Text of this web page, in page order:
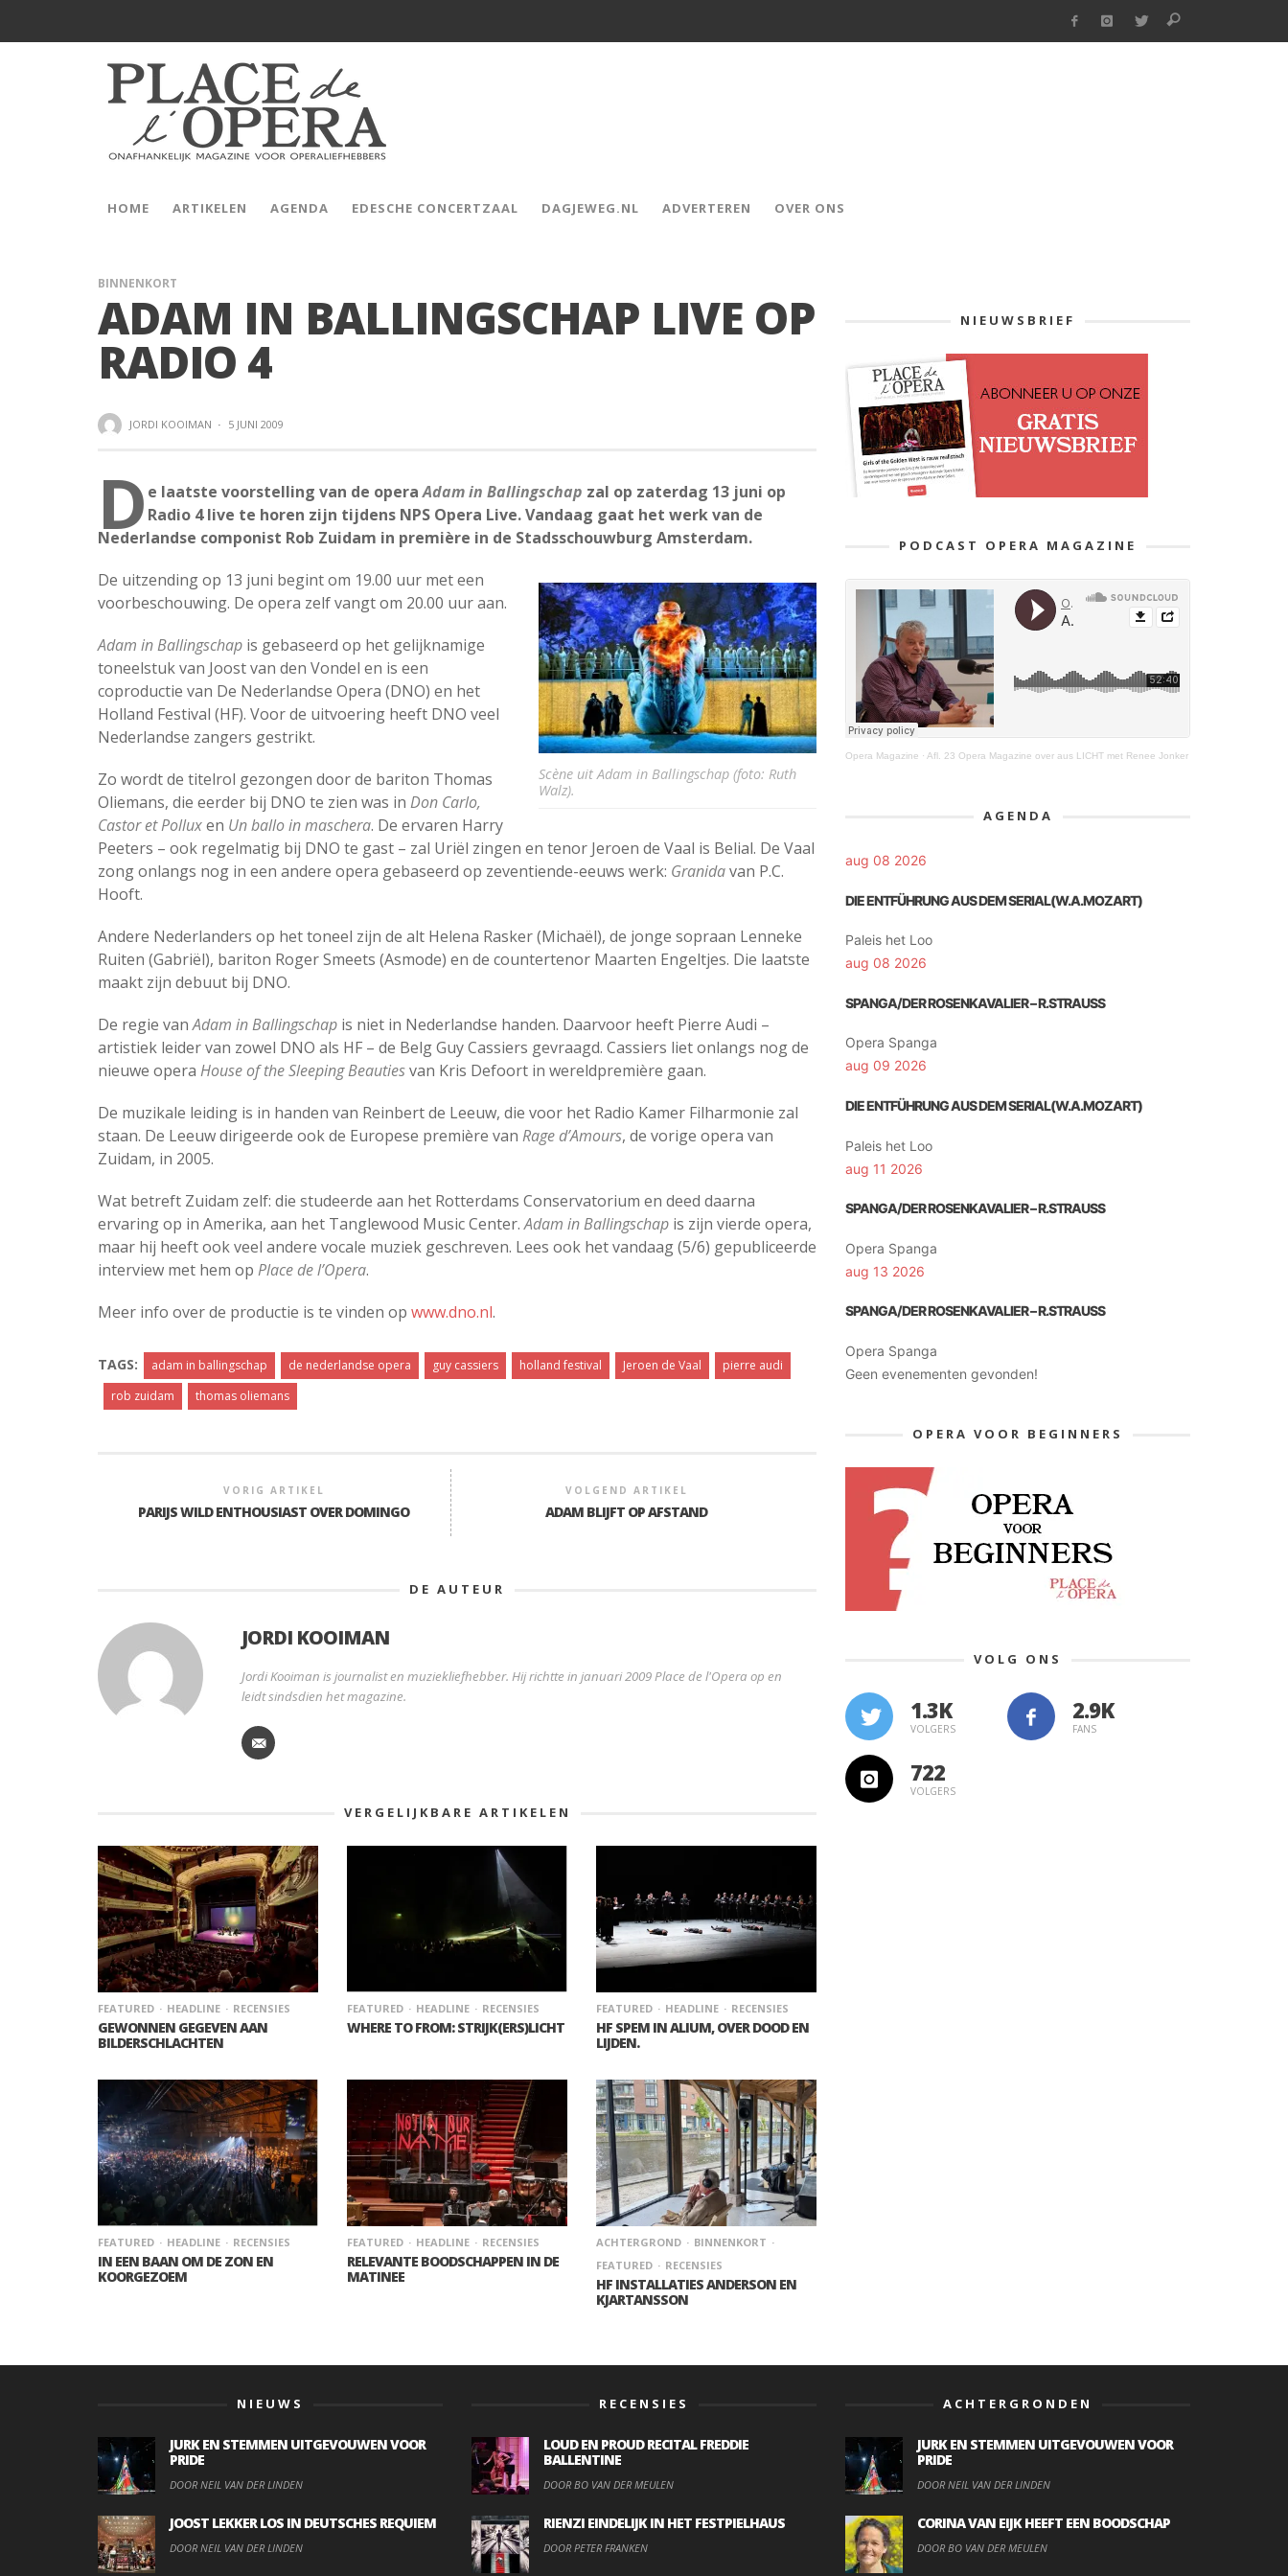
HOME ARTIKELEN AGENDA EDESCHE CONCERTZAAL DAGJEWEG.NL ADVERTEREN OVER ONS
BINNENKORT
ADAM IN BALLINGSCHAP LIVE OP
RADIO 4
JORDI KOOIMAN · 5 JUNI 2009
D e laatste voorstelling van de operaAdam in Ballingschap zal op zaterdag 13 juni op
Radio 4 live te horen zijn tijdens NPS Opera Live. Vandaag gaat het werk van de
Nederlandse componist Rob Zuidam in première in de Stadsschouwburg Amsterdam.
Scène uit Adam in Ballingschap (foto: Ruth
Walz).
De uitzending op 13 juni begint om 19.00 uur met een
voorbeschouwing. De opera zelf vangt om 20.00 uur aan.
Adam in Ballingschap is gebaseerd op het gelijknamige
toneelstuk van Joost van den Vondel en is een
coproductie van De Nederlandse Opera (DNO) en het
Holland Festival (HF). Voor de uitvoering heeft DNO veel
Nederlandse zangers gestrikt.
Zo wordt de titelrol gezongen door de bariton Thomas
Oliemans, die eerder bij DNO te zien was in Don Carlo,
Castor et Polluxen Un ballo in maschera. De ervaren Harry
Peeters – ook regelmatig bij DNO te gast – zal Uriël zingen en tenor Jeroen de Vaal is Belial. De Vaal
zong onlangs nog in een andere opera gebaseerd op zeventiende-eeuws werk: Granidavan P.C.
Hooft.
Andere Nederlanders op het toneel zijn de alt Helena Rasker (Michaël), de jonge sopraan Lenneke
Ruiten (Gabriël), bariton Roger Smeets (Asmode) en de countertenor Maarten Engeltjes. Die laatste
maakt zijn debuut bij DNO.
De regie vanAdam in Ballingschap is niet in Nederlandse handen. Daarvoor heeft Pierre Audi –
artistiek leider van zowel DNO als HF – de Belg Guy Cassiers gevraagd. Cassiers liet onlangs nog de
nieuwe opera House of the Sleeping Beautiesvan Kris Defoort in wereldpremière gaan.
De muzikale leiding is in handen van Reinbert de Leeuw, die voor het Radio Kamer Filharmonie zal
staan. De Leeuw dirigeerde ook de Europese première van Rage d’Amours, de vorige opera van
Zuidam, in 2005.
Wat betreft Zuidam zelf: die studeerde aan het Rotterdams Conservatorium en deed daarna
ervaring op in Amerika, aan het Tanglewood Music Center.Adam in Ballingschap is zijn vierde opera,
maar hij heeft ook veel andere vocale muziek geschreven. Lees ook het vandaag (5/6) gepubliceerde
interview met hem op Place de l’Opera.
Meer info over de productie is te vinden op www.dno.nl.
TAGS: adam in ballingschap de nederlandse opera guy cassiers holland festival Jeroen de Vaal
pierre audi
rob zuidam
thomas oliemans
VORIG ARTIKEL
PARIJS WILD ENTHOUSIAST OVER DOMINGO
VOLGEND ARTIKEL
ADAM BLIJFT OP AFSTAND
DE AUTEUR
JORDI KOOIMAN
Jordi Kooiman is journalist en muziekliefhebber. Hij richtte in januari 2009 Place de l'Opera op en
leidt sindsdien het magazine.
VERGELIJKBARE ARTIKELEN
FEATURED HEADLINE RECENSIES
GEWONNEN GEGEVEN AAN
BILDERSCHLACHTEN
FEATURED HEADLINE RECENSIES
WHERE TO FROM: STRIJK(ERS)LICHT
FEATURED HEADLINE RECENSIES
HF SPEM IN ALIUM, OVER DOOD EN
LIJDEN.
FEATURED HEADLINE RECENSIES
IN EEN BAAN OM DE ZON EN
KOORGEZOEM
FEATURED HEADLINE RECENSIES
RELEVANTE BOODSCHAPPEN IN DE
MATINEE
ACHTERGROND
BINNENKORT
FEATURED
RECENSIES
HF INSTALLATIES ANDERSON EN
KJARTANSSON
NIEUWSBRIEF
PODCAST OPERA MAGAZINE
Opera Magazine · Afl. 23 Opera Magazine over aus LICHT met Renee Jonker
AGENDA
aug 08 2026
DIE ENTFÜHRUNG AUS DEM SERIAL(W.A.MOZART)
Paleis het Loo
aug 08 2026
SPANGA/DER ROSENKAVALIER – R.STRAUSS
Opera Spanga
aug 09 2026
DIE ENTFÜHRUNG AUS DEM SERIAL(W.A.MOZART)
Paleis het Loo
aug 11 2026
SPANGA/DER ROSENKAVALIER – R.STRAUSS
Opera Spanga
aug 13 2026
SPANGA/DER ROSENKAVALIER – R.STRAUSS
Opera Spanga
Geen evenementen gevonden!
OPERA VOOR BEGINNERS
VOLG ONS
1.3K
VOLGERS FANS
722
VOLGERS
NIEUWS
JURK EN STEMMEN UITGEVOUWEN VOOR
PRIDE
DOOR NEIL VAN DER LINDEN
JOOST LEKKER LOS IN DEUTSCHES REQUIEM
DOOR NEIL VAN DER LINDEN
RECENSIES
LOUD EN PROUD RECITAL FREDDIE
BALLENTINE
DOOR BO VAN DER MEULEN
RIENZI EINDELIJK IN HET FESTPIELHAUS
DOOR PETER FRANKEN
ACHTERGRONDEN
JURK EN STEMMEN UITGEVOUWEN VOOR
PRIDE
DOOR NEIL VAN DER LINDEN
CORINA VAN EIJK HEEFT EEN BOODSCHAP
DOOR BO VAN DER MEULEN